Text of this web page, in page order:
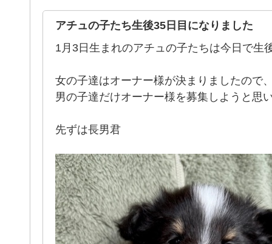
アチュの子たち生後35日目になりました
1月3日生まれのアチュの子たちは今日で生
女の子達はオーナー様が決まりましたので
男の子達だけオーナー様を募集しようと思
先ずは長男君